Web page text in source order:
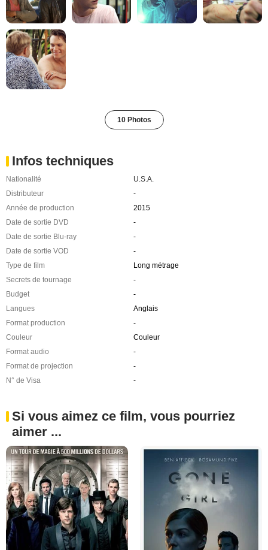
10 Photos
Infos techniques
Nationalité
U.S.A.
Distributeur
-
Année de production
2015
Date de sortie DVD
-
Date de sortie Blu-ray
-
Date de sortie VOD
-
Type de film
Long métrage
Secrets de tournage
-
Budget
-
Langues
Anglais
Format production
-
Couleur
Couleur
Format audio
-
Format de projection
-
N° de Visa
-
Si vous aimez ce film, vous pourriez
aimer ...